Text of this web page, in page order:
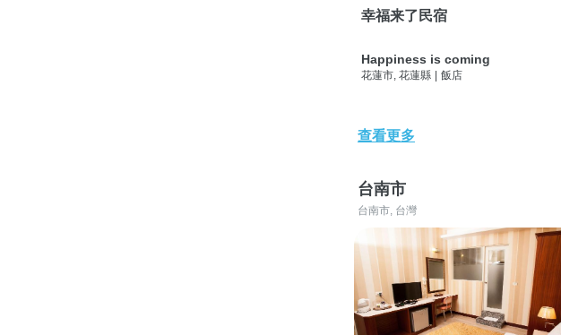
幸福来了民宿
Happiness is coming
花蓮市, 花蓮縣 飯店
查看更多
台南市
台南市, 台灣